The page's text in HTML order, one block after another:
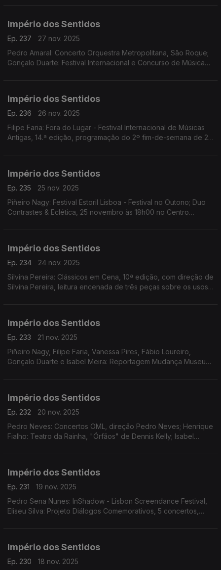
Império dos Sentidos
Ep. 237
27 nov. 2025
Pedro Amaral: Concerto Orquestra Metropolitana, São Roque;
Gonçalo Duarte: Festival Internacional e Concurso de Música
Império dos Sentidos
Ep. 236
26 nov. 2025
Filipe Faria: Fora do Lugar - Festival Internacional de Músicas
Antigas, 14.ª edição, programação do 2º fim-de-semana de 27
Império dos Sentidos
Ep. 235
25 nov. 2025
Piñeiro Nagy: Festival Estoril Lisboa - Festival no Outono; Duo
Contrastes & Eclética, 25 novembro às 18h00 no Centro
Império dos Sentidos
Ep. 234
24 nov. 2025
Silvina Pereira: Clássicos em Cena, 10ª edição, com direção de
Silvina Pereira, leitura encenada de três peças sobre os usos
Império dos Sentidos
Ep. 233
21 nov. 2025
Piñeiro Nagy, Filipe Faria, Vanessa Pires, Fábio Loureiro,
Gonçalo Duarte e Isabel Meira: Reportagem Mudança Museu
Império dos Sentidos
Ep. 232
20 nov. 2025
Pedro Neves: Concertos OML, direção Pedro Neves; Henrique
Fialho: Teatro da Rainha, "Órfãos" de Dennis Kelly; Isabel
Império dos Sentidos
Ep. 231
19 nov. 2025
Pedro Sena Nunes: InShadow - Lisbon Screendance Festival,
Eliseu Silva: Projeto Diálogos Comemorativos, 5 concertos,
Império dos Sentidos
Ep. 230
18 nov. 2025